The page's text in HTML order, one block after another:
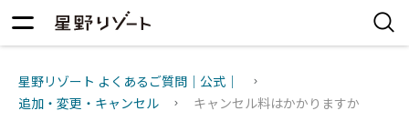
星野リゾート よくあるご質問｜公式｜
追加・変更・キャンセル
キャンセル料はかかりますか